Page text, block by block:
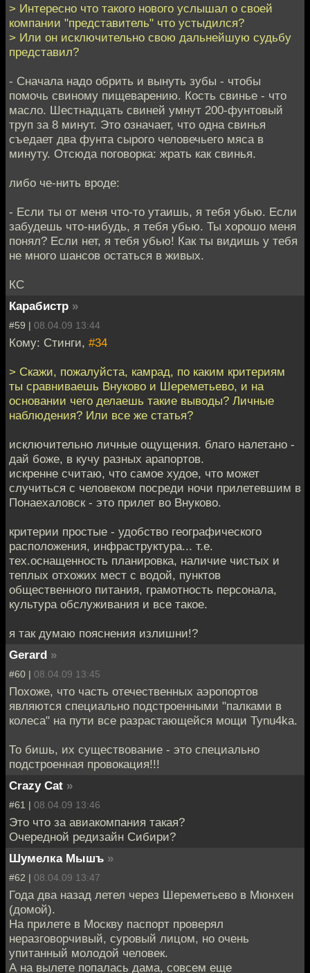
> Интересно что такого нового услышал о своей
компании "представитель" что устыдился?
> Или он исключительно свою дальнейшую судьбу
представил?
- Сначала надо обрить и вынуть зубы - чтобы
помочь свиному пищеварению. Кость свинье - что
масло. Шестнадцать свиней умнут 200-фунтовый
труп за 8 минут. Это означает, что одна свинья
съедает два фунта сырого человечьего мяса в
минуту. Отсюда поговорка: жрать как свинья.
либо че-нить вроде:
- Если ты от меня что-то утаишь, я тебя убью. Если
забудешь что-нибудь, я тебя убью. Ты хорошо меня
понял? Если нет, я тебя убью! Как ты видишь у тебя
не много шансов остаться в живых.
КС
Карабистр »
#59 | 08.04.09 13:44
Кому: Стинги, #34
> Скажи, пожалуйста, камрад, по каким критериям
ты сравниваешь Внуково и Шереметьево, и на
основании чего делаешь такие выводы? Личные
наблюдения? Или все же статья?
исключительно личные ощущения. благо налетано -
дай боже, в кучу разных арапортов.
искренне считаю, что самое худое, что может
случиться с человеком посреди ночи прилетевшим в
Понаехаловск - это прилет во Внуково.
критерии простые - удобство географического
расположения, инфраструктура... т.е.
тех.оснащенность планировка, наличие чистых и
теплых отхожих мест с водой, пунктов
общественного питания, грамотность персонала,
культура обслуживания и все такое.
я так думаю пояснения излишни!?
Gerard »
#60 | 08.04.09 13:45
Похоже, что часть отечественных аэропортов
являются специально подстроенными "палками в
колеса" на пути все разрастающейся мощи Tynu4ka.
То бишь, их существование - это специально
подстроенная провокация!!!
Crazy Cat »
#61 | 08.04.09 13:46
Это что за авиакомпания такая?
Очередной редизайн Сибири?
Шумелка Мышъ »
#62 | 08.04.09 13:47
Года два назад летел через Шереметьево в Мюнхен
(домой).
На прилете в Москву паспорт проверял
неразговорчивый, суровый лицом, но очень
упитанный молодой человек.
А на вылете попалась дама, совсем еще